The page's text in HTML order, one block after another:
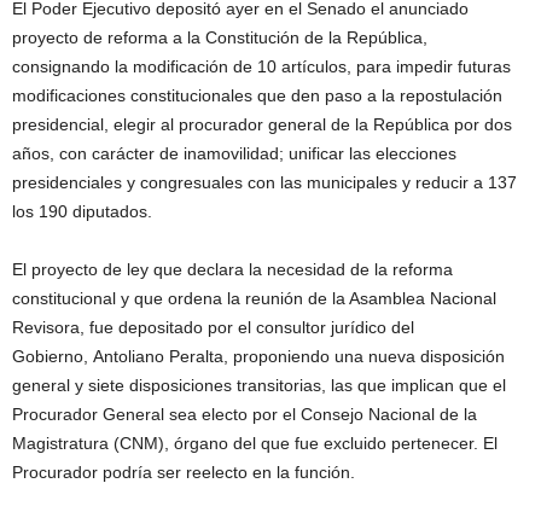
El Poder Ejecutivo depositó ayer en el Senado el anunciado
proyecto de reforma a la Constitución de la República,
consignando la modificación de 10 artículos, para impedir futuras
modificaciones constitucionales que den paso a la repostulación
presidencial, elegir al procurador general de la República por dos
años, con carácter de inamovilidad; unificar las elecciones
presidenciales y congresuales con las municipales y reducir a 137
los 190 diputados.
El proyecto de ley que declara la necesidad de la reforma
constitucional y que ordena la reunión de la Asamblea Nacional
Revisora, fue depositado por el consultor jurídico del
Gobierno, Antoliano Peralta, proponiendo una nueva disposición
general y siete disposiciones transitorias, las que implican que el
Procurador General sea electo por el Consejo Nacional de la
Magistratura (CNM), órgano del que fue excluido pertenecer. El
Procurador podría ser reelecto en la función.